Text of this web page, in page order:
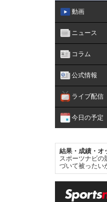
動画
ニュース
コラム
公式情報
ライブ配信
今日の予定
結果・成績・オ
スポーツナビの
づいて被ったい